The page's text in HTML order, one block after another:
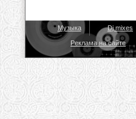
Музыка Dj mixes
Реклама на сайте